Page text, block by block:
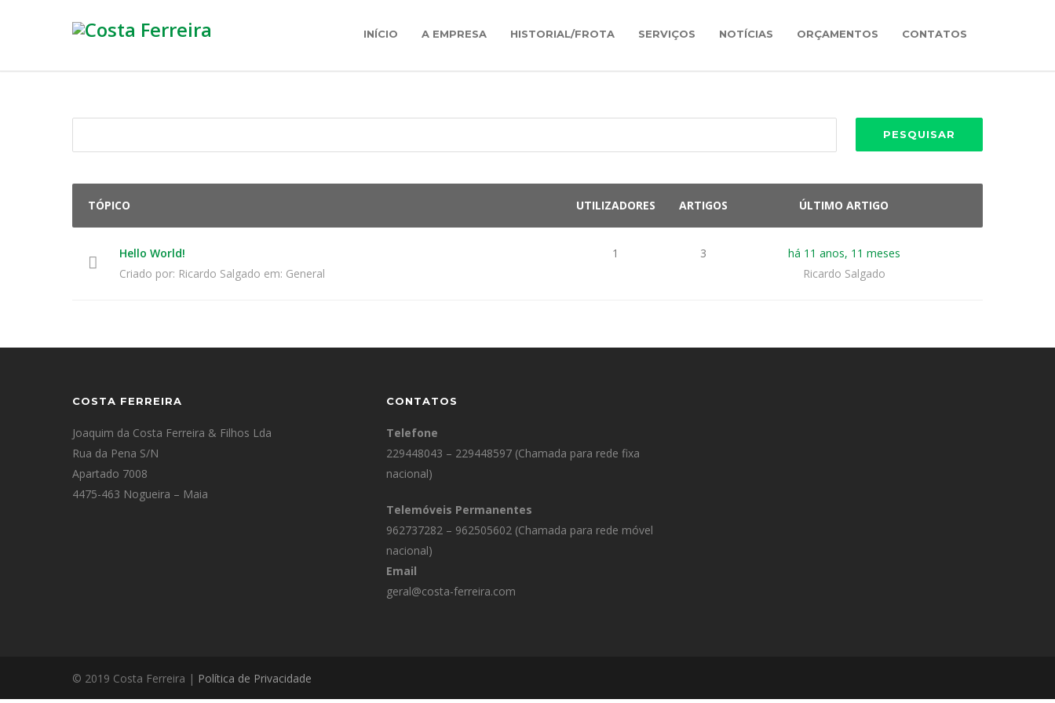
INÍCIO A EMPRESA HISTORIAL/FROTA SERVIÇOS NOTÍCIAS ORÇAMENTOS CONTATOS
TÓPICO UTILIZADORES ARTIGOS ÚLTIMO ARTIGO
Hello World!
Criado por: Ricardo Salgado em: General
1 3
há 11 anos, 11 meses
Ricardo Salgado
COSTA FERREIRA
Joaquim da Costa Ferreira & Filhos Lda
Rua da Pena S/N
Apartado 7008
4475-463 Nogueira – Maia
CONTATOS
Telefone
229448043 – 229448597 (Chamada para rede fixa
nacional)
Telemóveis Permanentes
962737282 – 962505602 (Chamada para rede móvel
nacional)
Email
geral@costa-ferreira.com
© 2019 Costa Ferreira | Política de Privacidade